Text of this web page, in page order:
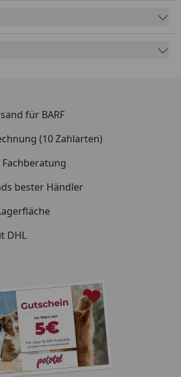
Grundform spart der
150 Platz und sorgt für eine hohe
robuste Gehäuse vereint
macht den Filter
Eine komplette
Einheit mit integrierten
die Installation und
Die einzeln herausnehmbaren
Griffen ermöglichen
Keramik-Komponenten läuft der
leise. So bleibt nicht nur Ihr
auch Ihre Umgebung
für BARF
(10 Zahlarten)
bester Händler
DHL